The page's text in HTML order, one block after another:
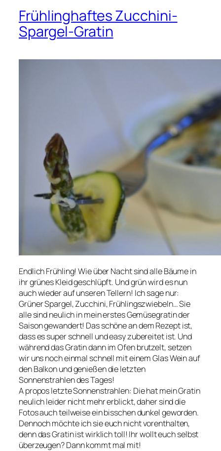
Frühlinghaftes Zucchini-
Spargel-Gratin
Endlich Frühling! Wie über Nacht sind alle Bäume in
ihr grünes Kleid geschlüpft. Und grün wird es nun
auch wieder auf unseren Tellern! Ich sage nur:
Grüner Spargel, Zucchini, Frühlingszwiebeln… Sie
alle sind neulich in mein erstes Gemüsegratin der
Saison gewandert! Das schöne an dem Rezept ist,
dass es super schnell und easy zubereitet ist. Und
während das Gratin dann im Ofen brutzelt, setzen
wir uns noch einmal schnell mit einem Glas Wein auf
den Balkon und genießen die letzten
Sonnenstrahlen des Tages!
A propos letzte Sonnenstrahlen: Die hat mein Gratin
neulich leider nicht mehr erblickt, daher sind die
Fotos auch teilweise ein bisschen dunkel geworden.
Dennoch möchte ich sie euch nicht vorenthalten,
denn das Gratin ist wirklich toll! Ihr wollt euch selbst
überzeugen? Dann kommt mal mit!